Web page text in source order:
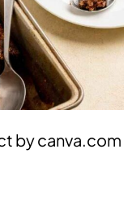
bycanva.com